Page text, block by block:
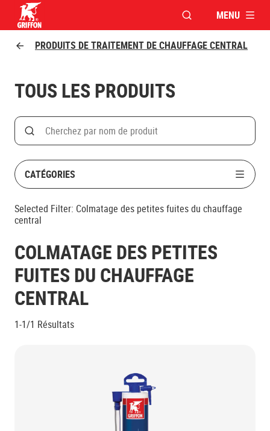
OUVRIR LAMENU
PRODUITS DE TRAITEMENT DE CHAUFFAGE CENTRAL
TOUS LES PRODUITS
Search
Rechercher par nom de produit
CATÉGORIES
Selected Filter: Colmatage des petites fuites du chauffage
central
COLMATAGE DES PETITES
FUITES DU CHAUFFAGE
CENTRAL
1-1/1 Résultats